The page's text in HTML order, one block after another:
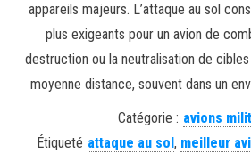
appareils majeurs. L’attaque au sol
plus exigeants pour un avion de
destruction ou la neutralisation de
moyenne distance, souvent dans un
Catégorie : avions
Étiqueté attaque au sol , meilleur